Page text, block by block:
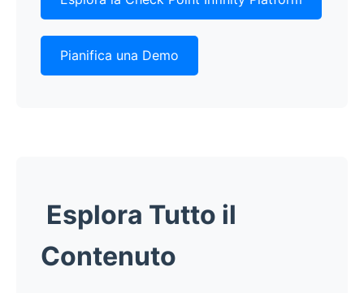
Pianifica una Demo
Esplora Tutto il
Contenuto